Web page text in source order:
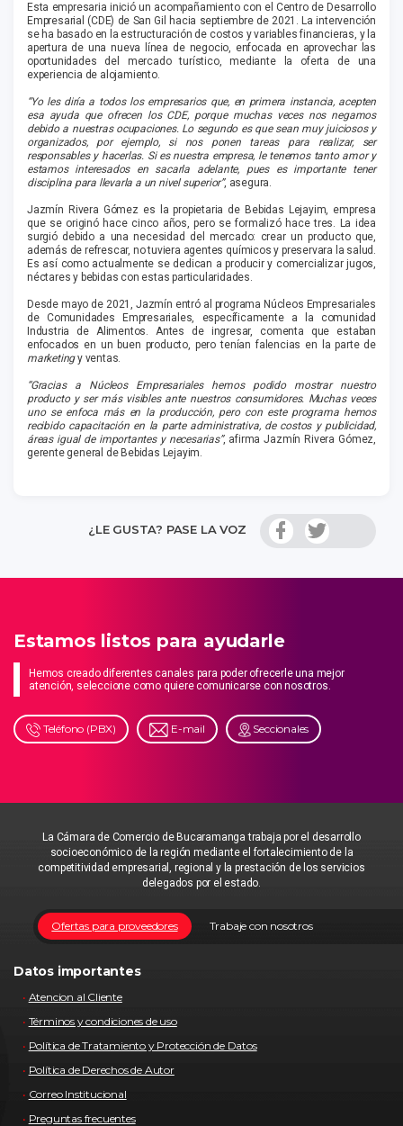
Esta empresaria inició un acompañamiento con el Centro de Desarrollo
Empresarial (CDE) de San Gil hacia septiembre de 2021. La intervención
se ha basado en la estructuración de costos y variables financieras, y la
apertura de una nueva línea de negocio, enfocada en aprovechar las
oportunidades del mercado turístico, mediante la oferta de una
experiencia de alojamiento.
“Yo les diría a todos los empresarios que, en primera instancia, acepten
esa ayuda que ofrecen los CDE, porque muchas veces nos negamos
debido a nuestras ocupaciones. Lo segundo es que sean muy juiciosos y
organizados, por ejemplo, si nos ponen tareas para realizar, ser
responsables y hacerlas. Si es nuestra empresa, le tenemos tanto amor y
estamos interesados en sacarla adelante, pues es importante tener
disciplina para llevarla a un nivel superior”, asegura.
Jazmín Rivera Gómez es la propietaria de Bebidas Lejayim, empresa
que se originó hace cinco años, pero se formalizó hace tres. La idea
surgió debido a una necesidad del mercado: crear un producto que,
además de refrescar, no tuviera agentes químicos y preservara la salud.
Es así como actualmente se dedican a producir y comercializar jugos,
néctares y bebidas con estas particularidades.
Desde mayo de 2021, Jazmín entró al programa Núcleos Empresariales
de Comunidades Empresariales, específicamente a la comunidad
Industria de Alimentos. Antes de ingresar, comenta que estaban
enfocados en un buen producto, pero tenían falencias en la parte de
marketingy ventas.
“Gracias a Núcleos Empresariales hemos podido mostrar nuestro
producto y ser más visibles ante nuestros consumidores. Muchas veces
uno se enfoca más en la producción, pero con este programa hemos
recibido capacitación en la parte administrativa, de costos y publicidad,
áreas igual de importantes y necesarias”, afirma Jazmín Rivera Gómez,
gerente general de Bebidas Lejayim.
¿LE GUSTA? PASE LA VOZ
Estamos listos para ayudarle
Hemos creado diferentes canales para poder ofrecerle una mejor
atención, seleccione como quiere comunicarse con nosotros.
Teléfono (PBX) E-mail Seccionales
La Cámara de Comercio de Bucaramanga trabaja por el desarrollo
socioeconómico de la región mediante el fortalecimiento de la
competitividad empresarial, regional y la prestación de los servicios
delegados por el estado.
Trabaje con nosotros
Ofertas para proveedores
Datos importantes
Atencion al Cliente
Términos y condiciones de uso
Política de Tratamiento y Protección de Datos
Política de Derechos de Autor
Correo Institucional
Preguntas frecuentes